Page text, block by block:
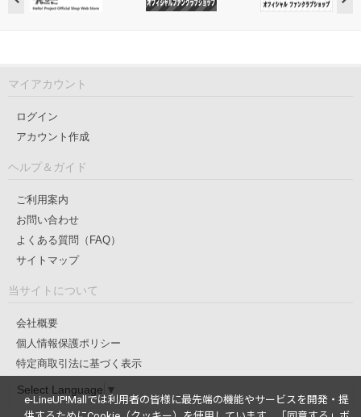
マイアカウント
ログイン
アカウント作成
ヘルプ＆ガイド
ご利用案内
お問い合わせ
よくある質問（FAQ）
サイトマップ
当サイトについて
会社概要
個人情報保護ポリシー
特定商取引法に基づく表示
Select Language ▼
e-LineUP!Mallでは利用者の皆様に最先端の機能やサービスを開発・提